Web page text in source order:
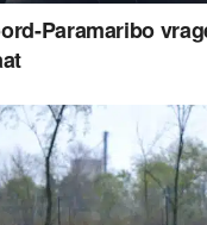
Paramaribo